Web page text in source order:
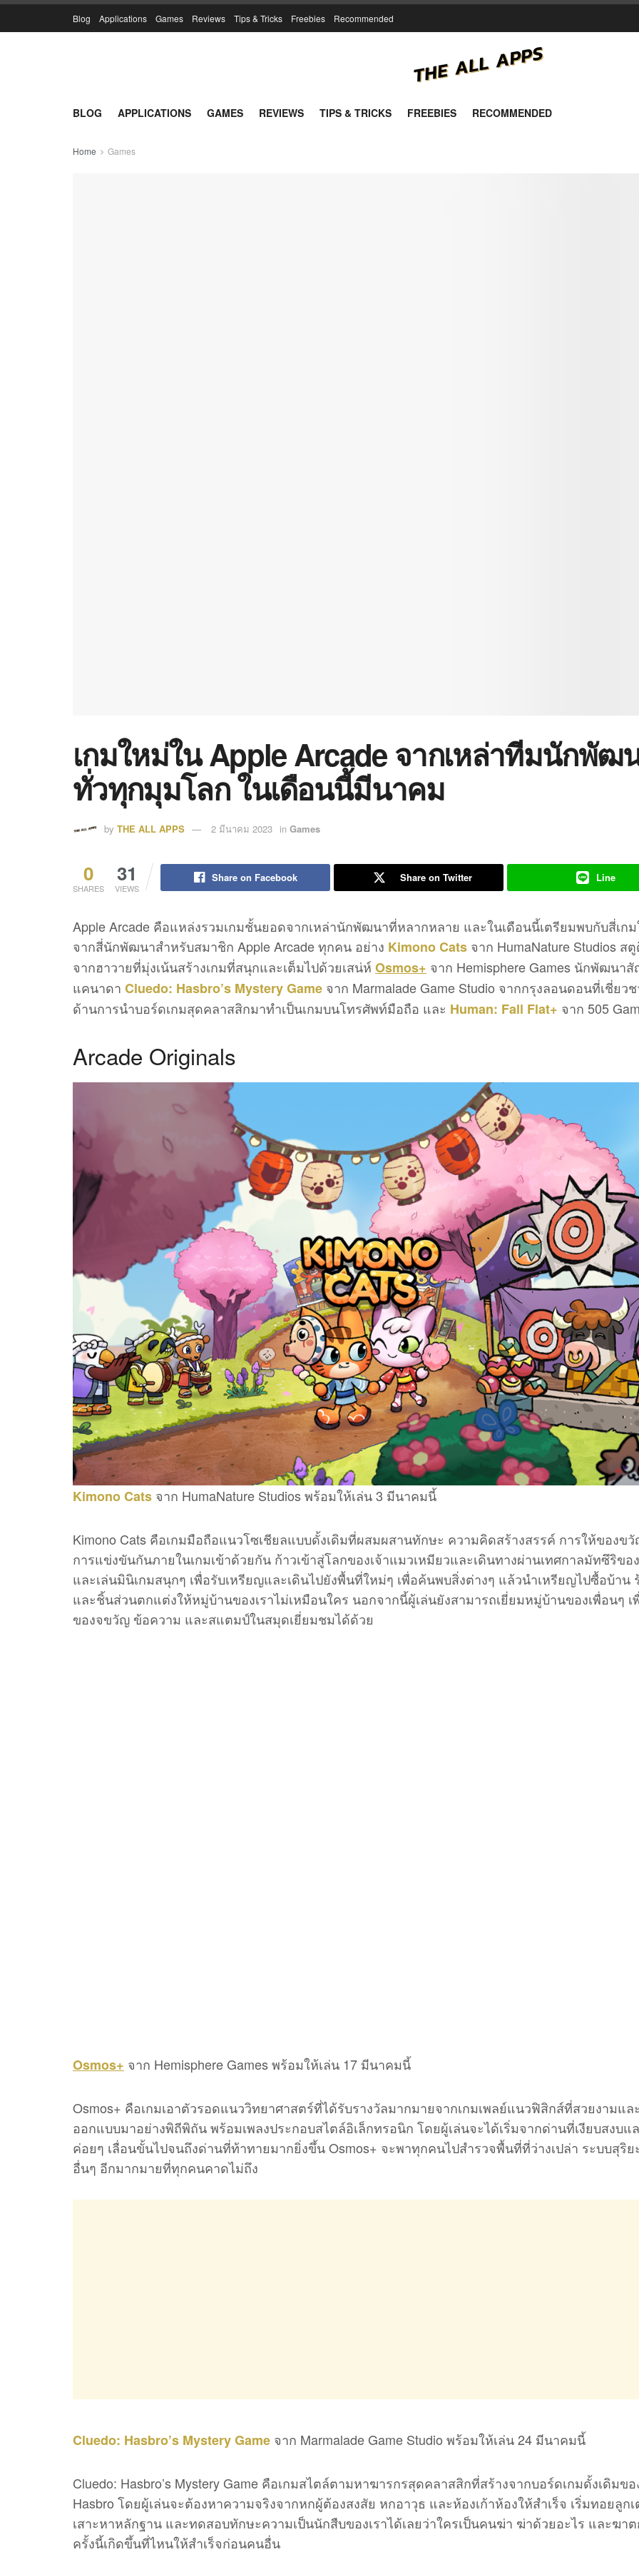
Blog Applications Games Reviews Tips & Tricks Freebies Recommended
BLOG APPLICATIONS GAMES REVIEWS TIPS & TRICKS FREEBIES RECOMMENDED
Home Games
เกมใหม่ใน Apple Arcade จากเหล่าทีมนักพัฒ
ทั่วทุกมุมโลก ในเดือนนี้มีนาคม
by THE ALL APPS 2 มีนาคม 2023 in Games
0
SHARES
31
VIEWS
Share on Facebook Share on Twitter Line
Apple Arcade คือแหล่งรวมเกมชั้นยอดจากเหล่านักพัฒนาที่หลากหลาย และในเดือนนี้เตรียมพบกับสี่เก
จากสี่นักพัฒนาสำหรับสมาชิก Apple Arcade ทุกคน อย่าง Kimono Cats จาก HumaNature Studios ส
จากฮาวายที่มุ่งเน้นสร้างเกมที่สนุกและเต็มไปด้วยเสน่ห์ Osmos+ จาก Hemisphere Games นักพัฒนา
แคนาดา Cluedo: Hasbro’s Mystery Game จาก Marmalade Game Studio จากกรุงลอนดอนที่เชี่ยว
ด้านการนำบอร์ดเกมสุดคลาสสิกมาทำเป็นเกมบนโทรศัพท์มือถือ และ Human: Fall Flat+ จาก 505
Arcade Originals
Kimono Cats จาก HumaNature Studios พร้อมให้เล่น 3 มีนาคมนี้
Kimono Cats คือเกมมือถือแนวโซเชียลแบบดั้งเดิมที่ผสมผสานทักษะ ความคิดสร้างสรรค์ การให้ของข
การแข่งขันกันภายในเกมเข้าด้วยกัน ก้าวเข้าสู่โลกของเจ้าแมวเหมียวและเดินทางผ่านเทศกาลมัทซึริข
และเล่นมินิเกมสนุกๆ เพื่อรับเหรียญและเดินไปยังพื้นที่ใหม่ๆ เพื่อค้นพบสิ่งต่างๆ แล้วนำเหรียญไปซื้อบ้าน
และชิ้นส่วนตกแต่งให้หมู่บ้านของเราไม่เหมือนใคร นอกจากนี้ผู้เล่นยังสามารถเยี่ยมหมู่บ้านของเพื่อนๆ เ
ของจขวัญ ข้อความ และสแตมป์ในสมุดเยี่ยมชมได้ด้วย
Osmos+ จาก Hemisphere Games พร้อมให้เล่น 17 มีนาคมนี้
Osmos+ คือเกมเอาตัวรอดแนววิทยาศาสตร์ที่ได้รับรางวัลมากมายจากเกมเพลย์แนวฟิสิกส์ที่สวยงามแ
ออกแบบมาอย่างพิถีพิถัน พร้อมเพลงประกอบสไตล์อิเล็กทรอนิก โดยผู้เล่นจะได้เริ่มจากด่านที่เงียบสงบแ
ค่อยๆ เลื่อนขั้นไปจนถึงด่านที่ท้าทายมากยิ่งขึ้น Osmos+ จะพาทุกคนไปสำรวจพื้นที่ที่ว่างเปล่า ระบบสุริย
อื่นๆ อีกมากมายที่ทุกคนคาดไม่ถึง
Cluedo: Hasbro’s Mystery Game จาก Marmalade Game Studio พร้อมให้เล่น 24 มีนาคมนี้
Cluedo: Hasbro’s Mystery Game คือเกมสไตล์ตามหาฆารกรสุดคลาสสิกที่สร้างจากบอร์ดเกมดั้งเดิมขอ
Hasbro โดยผู้เล่นจะต้องหาความจริงจากหกผู้ต้องสงสัย หกอาวุธ และห้องเก้าห้องให้สำเร็จ เริ่มทอยลูก
เสาะหาหลักฐาน และทดสอบทักษะความเป็นนักสืบของเราได้เลยว่าใครเป็นคนฆ่า ฆ่าด้วยอะไร และฆา
ครั้งนี้เกิดขึ้นที่ไหนให้สำเร็จก่อนคนอื่น